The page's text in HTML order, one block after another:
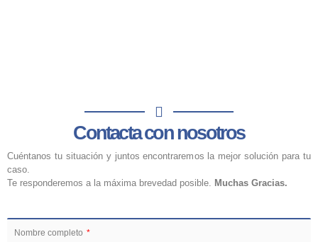
Contacta con nosotros
Cuéntanos tu situación y juntos encontraremos la mejor solución para tu
caso.
Te responderemos a la máxima brevedad posible. Muchas Gracias.
Nombre completo